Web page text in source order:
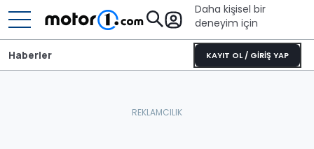
Daha kişisel bir
deneyim için
KAYIT OL / GİRİŞ YAP
Haberler